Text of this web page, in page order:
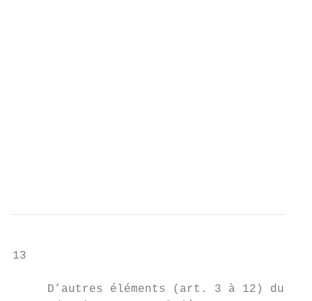
13
D’autres éléments (art. 3 à 12) du